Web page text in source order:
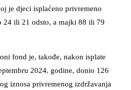
je djeci isplaćeno privremeno
24 ili 21 odsto, a majki 88 ili 79
fond je, takođe, nakon isplate
2024. godine, donio 126
iznosa privremenog izdržavanja